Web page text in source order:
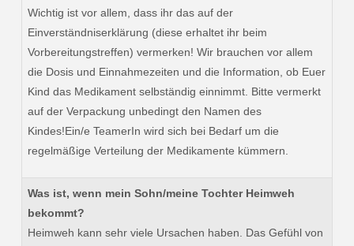
Wichtig ist vor allem, dass ihr das auf der
Einverständniserklärung (diese erhaltet ihr beim
Vorbereitungstreffen) vermerken! Wir brauchen vor allem
die Dosis und Einnahmezeiten und die Information, ob Euer
Kind das Medikament selbständig einnimmt. Bitte vermerkt
auf der Verpackung unbedingt den Namen des
Kindes!Ein/e TeamerIn wird sich bei Bedarf um die
regelmäßige Verteilung der Medikamente kümmern.
Was ist, wenn mein Sohn/meine Tochter Heimweh
bekommt?
Heimweh kann sehr viele Ursachen haben. Das Gefühl von